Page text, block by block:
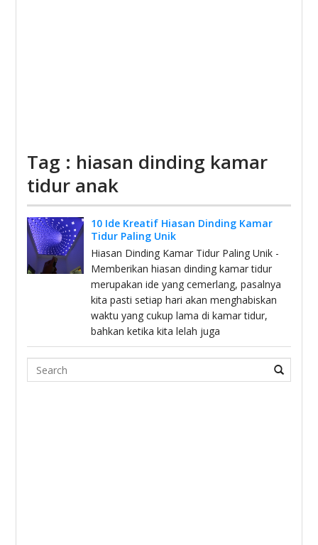
Tag : hiasan dinding kamar
tidur anak
10 Ide Kreatif Hiasan Dinding Kamar
Tidur Paling Unik
Hiasan Dinding Kamar Tidur Paling Unik -
Memberikan hiasan dinding kamar tidur
merupakan ide yang cemerlang, pasalnya
kita pasti setiap hari akan menghabiskan
waktu yang cukup lama di kamar tidur,
bahkan ketika kita lelah juga
Search